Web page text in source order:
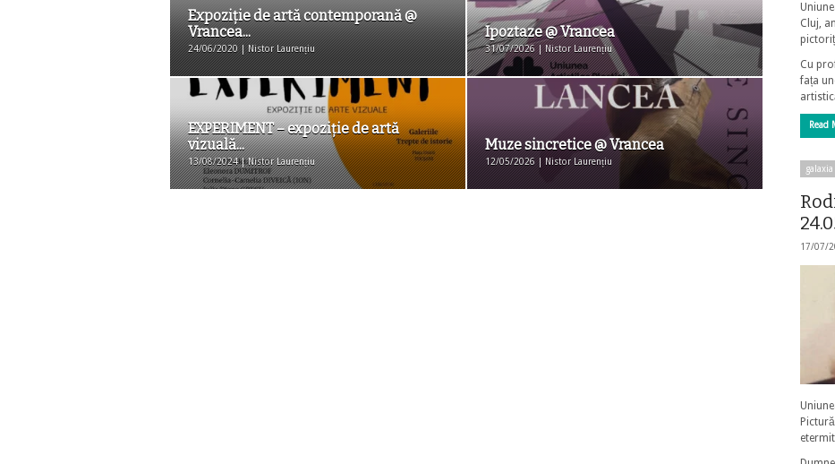
Expoziție de artă contemporană @
Vrancea...
24/06/2020 | Nistor Laurențiu
Ipoztaze @ Vrancea
31/07/2026 | Nistor Laurențiu
EXPERIMENT – expoziție de artă
vizuală...
13/08/2024 | Nistor Laurențiu
Muze sincretice @ Vrancea
12/05/2026 | Nistor Laurențiu
Cluj,
Cu
fața
Read
17/07/